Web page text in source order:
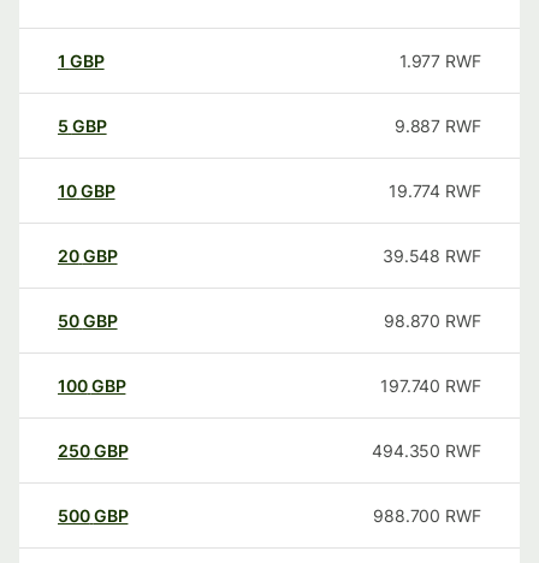
1 GBP 1.977 RWF
5 GBP 9.887 RWF
10GBP 19.774 RWF
20GBP 39.548 RWF
50GBP 98.870 RWF
100GBP 197.740 RWF
250GBP 494.350 RWF
500GBP 988.700 RWF